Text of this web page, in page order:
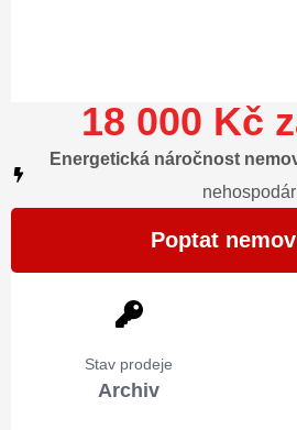
18 000 Kč
Energetická náročnost
Poptat
Stav prodeje
Archiv